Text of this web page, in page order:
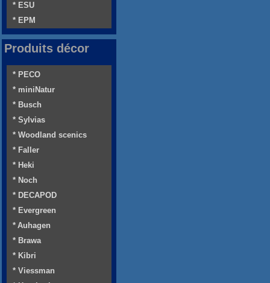
* ESU
* EPM
Produits décor
* PECO
* miniNatur
* Busch
* Sylvias
* Woodland scenics
* Faller
* Heki
* Noch
* DECAPOD
* Evergreen
* Auhagen
* Brawa
* Kibri
* Viessman